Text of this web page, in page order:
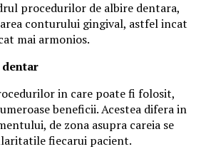
procedurilor de albire dentara,
conturului gingival, astfel incat
mai armonios.
in care poate fi folosit,
beneficii. Acestea difera in
de zona asupra careia se
fiecarui pacient.